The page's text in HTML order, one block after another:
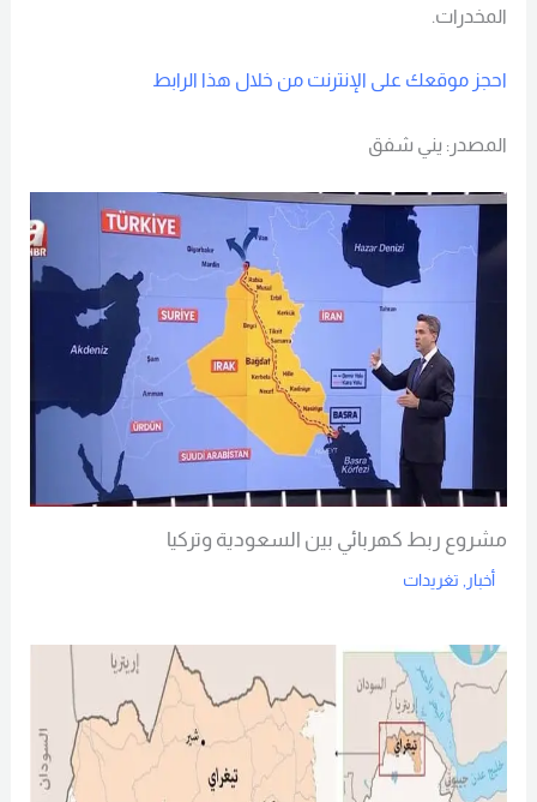
المخدرات.
احجز موقعك على الإنترنت من خلال هذا الرابط
المصدر: يني شفق
مشروع ربط كهربائي بين السعودية وتركيا
أخبار تغريدات